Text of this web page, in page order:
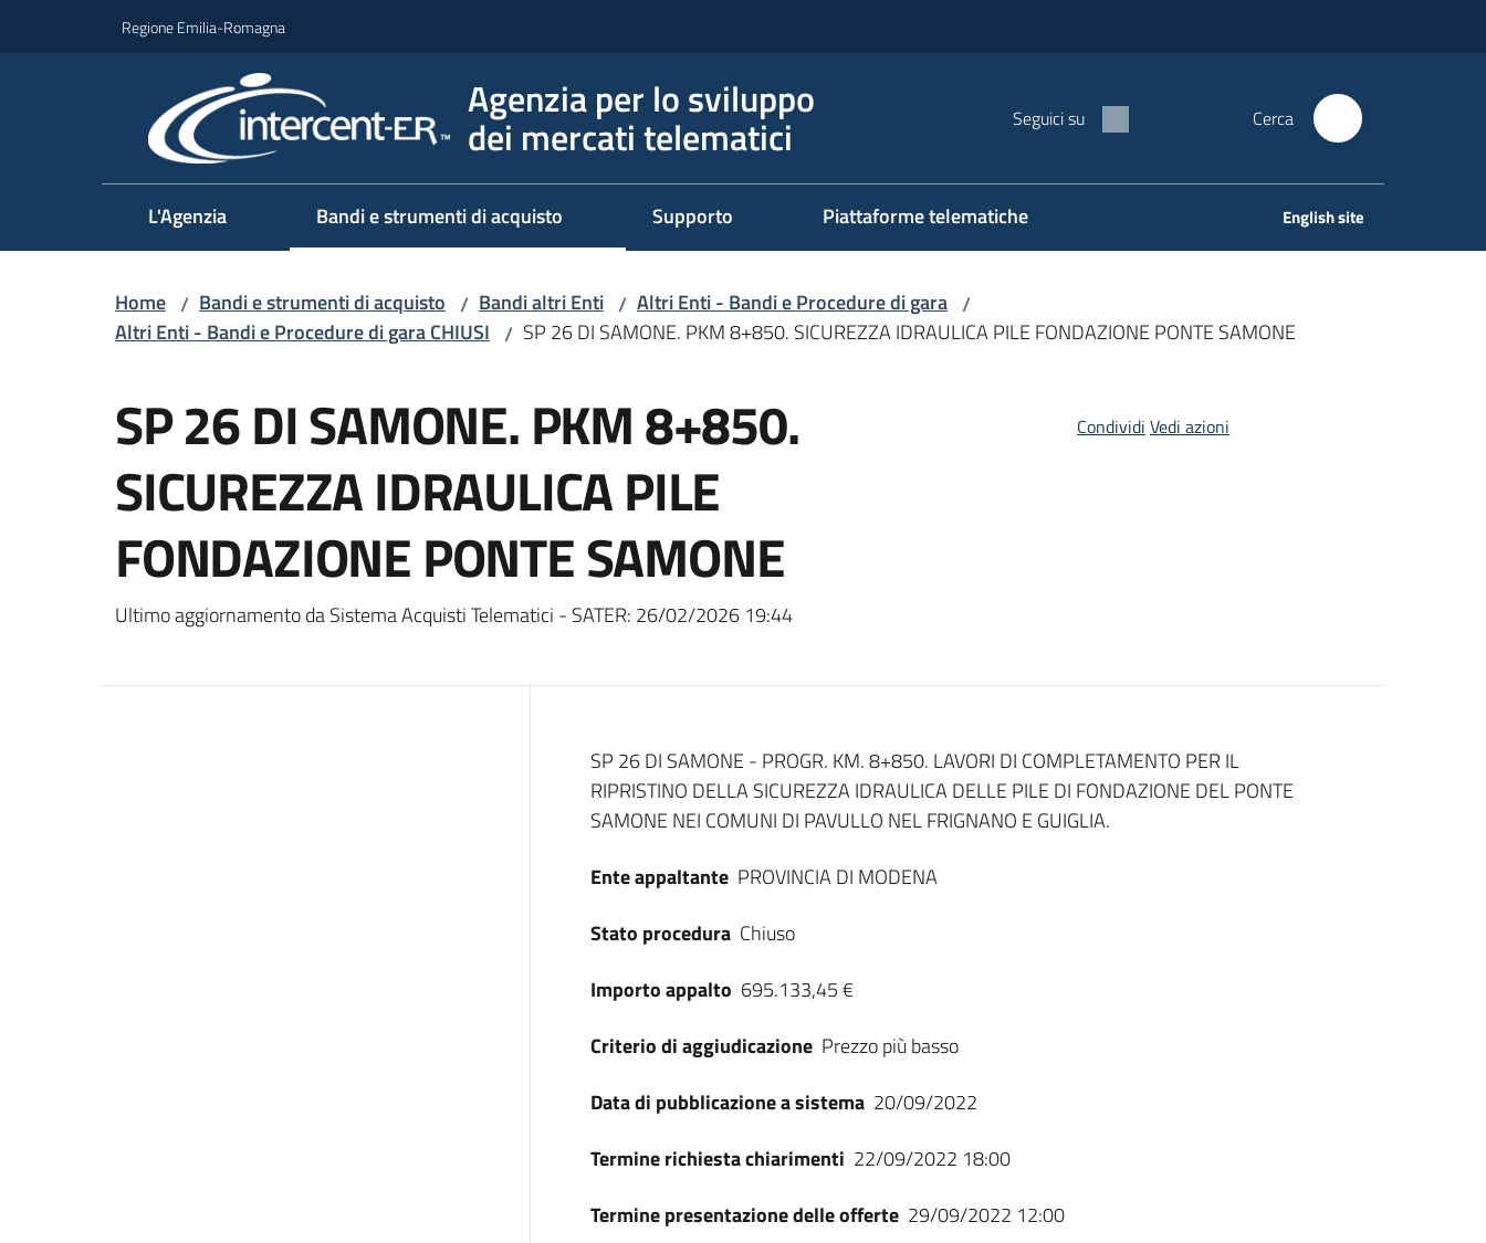
Regione Emilia-Romagna
Agenzia per lo sviluppo
dei mercati telematici Seguici su Cerca
L'Agenzia Bandi e strumenti di acquisto Supporto Piattaforme telematiche English site
Home / Bandi e strumenti di acquisto / Bandi altri Enti / Altri Enti - Bandi e Procedure di gara /
Altri Enti - Bandi e Procedure di gara CHIUSI / SP 26 DI SAMONE. PKM 8+850. SICUREZZA IDRAULICA PILE FONDAZIONE PONTE SAMONE
SP 26 DI SAMONE. PKM 8+850.
SICUREZZA IDRAULICA PILE
FONDAZIONE PONTE SAMONE
Ultimo aggiornamento da Sistema Acquisti Telematici - SATER: 26/02/2026 19:44
Condividi Vedi azioni
Dati del bando
SP 26 DI SAMONE - PROGR. KM. 8+850. LAVORI DI COMPLETAMENTO PER IL
RIPRISTINO DELLA SICUREZZA IDRAULICA DELLE PILE DI FONDAZIONE DEL PONTE
SAMONE NEI COMUNI DI PAVULLO NEL FRIGNANO E GUIGLIA.
Ente appaltante PROVINCIA DI MODENA
Stato procedura Chiuso
Importo appalto 695.133,45 €
Criterio di aggiudicazione Prezzo più basso
Data di pubblicazione a sistema 20/09/2022
Termine richiesta chiarimenti 22/09/2022 18:00
Termine presentazione delle offerte 29/09/2022 12:00